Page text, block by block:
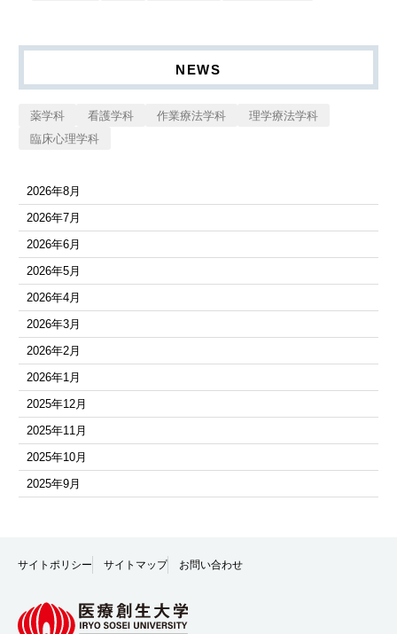
NEWS
薬学科 看護学科 作業療法学科
理学療法学科
臨床心理学科
2026年8月
2026年7月
2026年6月
2026年5月
2026年4月
2026年3月
2026年2月
2026年1月
2025年12月
2025年11月
2025年10月
2025年9月
2025年6月
2025年4月
サイトポリシー サイトマップ お問い合わせ